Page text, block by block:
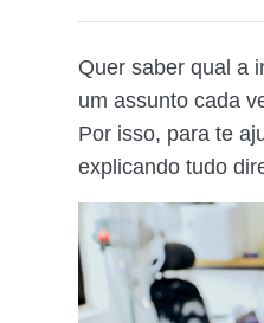
Quer saber qual a
um assunto cada
Por isso, para te
explicando tudo